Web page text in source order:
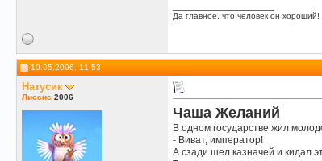
Да главное, что человек он хороший!
10.05.2006, 11:53
Натусик
Лиссис 2006
Чаша Желаний
В одном государстве жил
- Виват, император!
А сзади шел казначей и кидал